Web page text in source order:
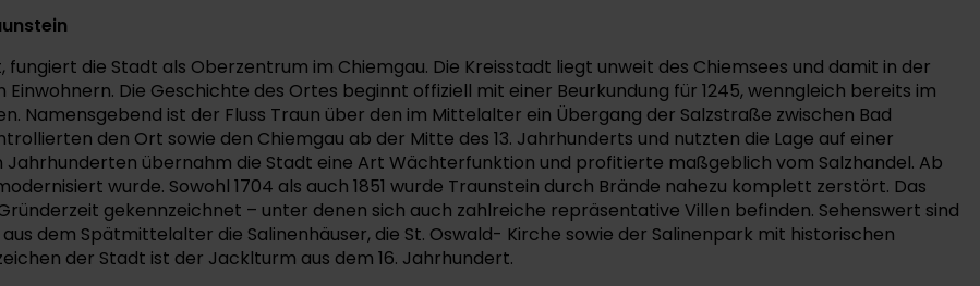
fungiert die Stadt als Oberzentrum im Chiemgau. Die Kreisstadt liegt unweit des Chiemsees und damit in der
Die Geschichte des Ortes beginnt offiziell mit einer Beurkundung für 1245, wenngleich bereits im
Namensgebend ist der Fluss Traun über den im Mittelalter ein Übergang der Salzstraße zwischen Bad
den Ort sowie den Chiemgau ab der Mitte des 13. Jahrhunderts und nutzten die Lage auf einer
Jahrhunderten übernahm die Stadt eine Art Wächterfunktion und profitierte maßgeblich vom Salzhandel. Ab
wurde. Sowohl 1704 als auch 1851 wurde Traunstein durch Brände nahezu komplett zerstört. Das
gekennzeichnet – unter denen sich auch zahlreiche repräsentative Villen befinden. Sehenswert sind
dem Spätmittelalter die Salinenhäuser, die St. Oswald- Kirche sowie der Salinenpark mit historischen
der Stadt ist der Jacklturm aus dem 16. Jahrhundert.